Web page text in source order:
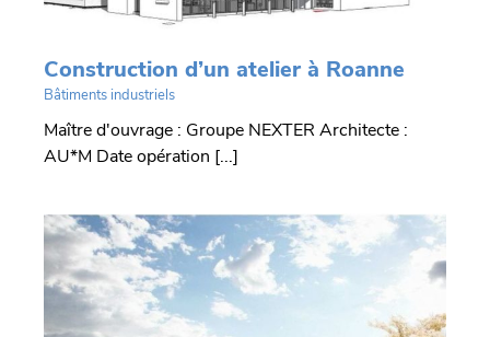
Construction d’un atelier à Roanne
Bâtiments industriels
Maître d'ouvrage : Groupe NEXTER Architecte :
AU*M Date opération [...]